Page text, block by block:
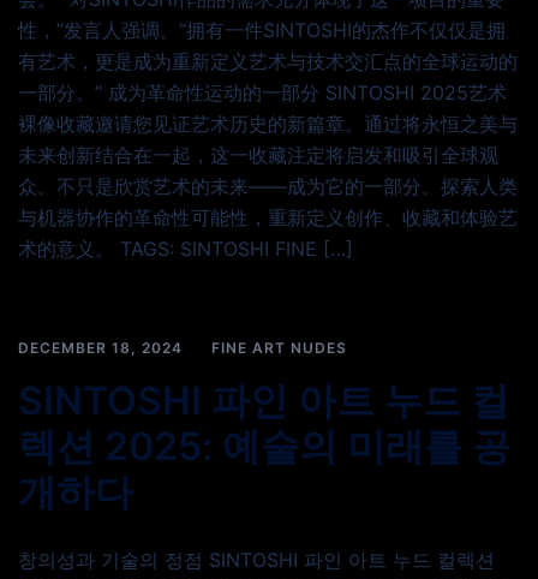
性，”发言人强调。“拥有一件SINTOSHI的杰作不仅仅是拥
有艺术，更是成为重新定义艺术与技术交汇点的全球运动的
一部分。” 成为革命性运动的一部分 SINTOSHI 2025艺术
裸像收藏邀请您见证艺术历史的新篇章。通过将永恒之美与
未来创新结合在一起，这一收藏注定将启发和吸引全球观
众。不只是欣赏艺术的未来——成为它的一部分。探索人类
与机器协作的革命性可能性，重新定义创作、收藏和体验艺
术的意义。 TAGS: SINTOSHI FINE […]
DECEMBER 18, 2024 FINE ART NUDES
SINTOSHI 파인 아트 누드 컬
렉션 2025: 예술의 미래를 공
개하다
창의성과 기술의 정점 SINTOSHI 파인 아트 누드 컬렉션